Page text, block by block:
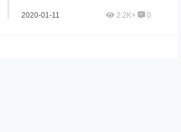
2020-01-11 2.2K+ 0